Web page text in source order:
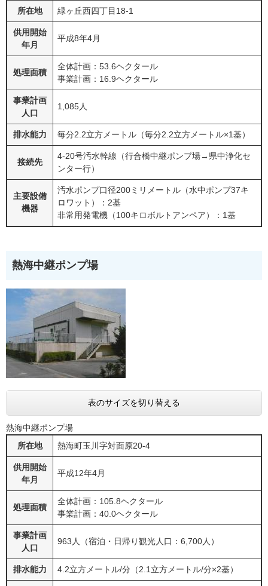
所在地
緑ヶ丘西四丁目18-1
供用開始
年月
平成8年4月
処理面積
全体計画：53.6ヘクタール
事業計画：16.9ヘクタール
事業計画
人口
1,085人
排水能力 毎分2.2立方メートル（毎分2.2立方メートル×1基）
接続先
4-20号汚水幹線（行合橋中継ポンプ場→県中浄化セ
ンター行）
主要設備
機器
汚水ポンプ口径200ミリメートル（水中ポンプ37キ
ロワット）：2基
非常用発電機（100キロボルトアンペア）：1基
熱海中継ポンプ場
表のサイズを切り替える
熱海中継ポンプ場
所在地
熱海町玉川字対面原20-4
供用開始
年月
平成12年4月
処理面積
全体計画：105.8ヘクタール
事業計画：40.0ヘクタール
事業計画
人口
963人（宿泊・日帰り観光人口：6,700人）
排水能力 4.2立方メートル/分（2.1立方メートル/分×2基）